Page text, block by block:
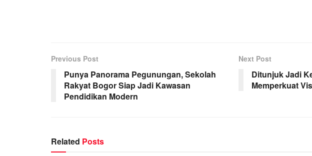
Previous Post
Punya Panorama Pegunungan, Sekolah
Rakyat Bogor Siap Jadi Kawasan
Pendidikan Modern
Next Post
Ditunjuk Jadi
Memperkuat
Related Posts